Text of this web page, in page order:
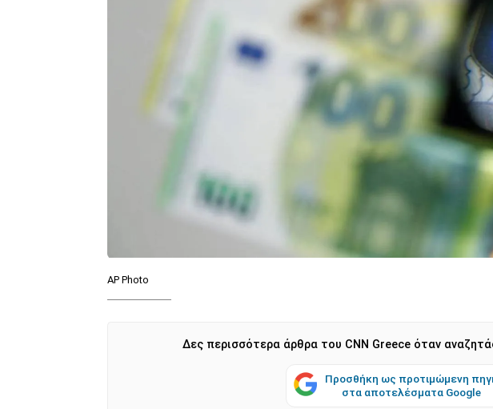
AP Photo
Δες περισσότερα άρθρα του CNN Greece όταν
Προσθήκη ως προτιμώμενη
στα αποτελέσματα Google